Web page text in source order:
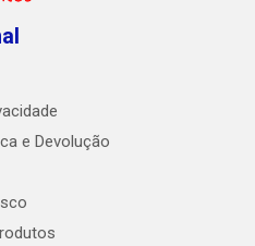
e Devolução